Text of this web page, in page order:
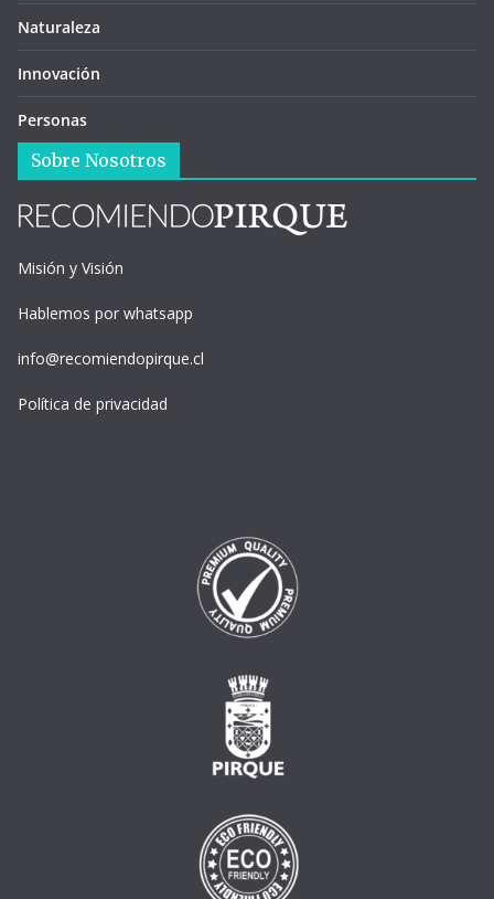
Naturaleza
Innovación
Personas
Sobre Nosotros
Misión y Visión
Hablemos por whatsapp
info@recomiendopirque.cl
Política de privacidad